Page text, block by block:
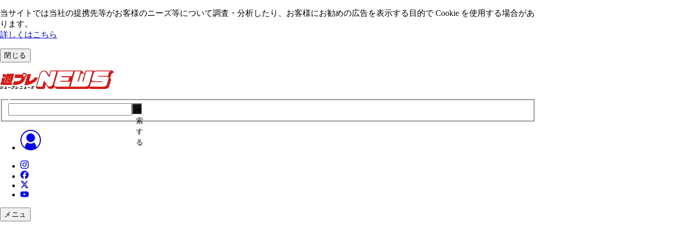
当サイトでは当社の提携先等がお客様のニーズ等について調査・分析したり、お客様にお勧めの広告を表⽰する⽬的で Cookie を使⽤する場合があ
ります。
詳しくはこちら
閉じる
索
す
る
メニュ